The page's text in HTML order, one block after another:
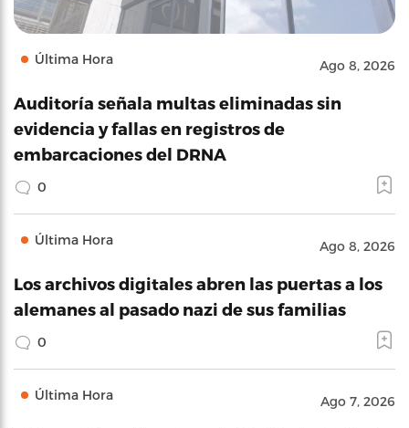
Última Hora Ago 8, 2026
Auditoría señala multas eliminadas sin
evidencia y fallas en registros de
embarcaciones del DRNA
0
Última Hora Ago 8, 2026
Los archivos digitales abren las puertas a los
alemanes al pasado nazi de sus familias
0
Última Hora Ago 7, 2026